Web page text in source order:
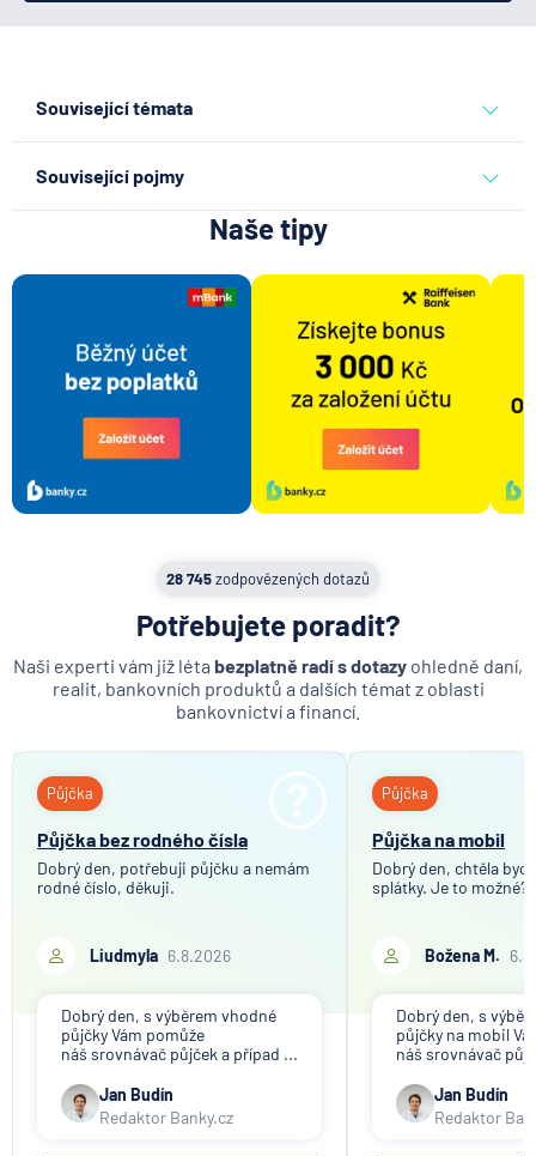
Související témata
Související pojmy
Disponibilní zůstatek
Doklad totožnosti
Předschválená půjčka
Retailové bankovnictví
Vedení účtu
Google pay
Bankovní spojení
Rodinný rozpočet
Naše tipy
28 745zodpovězených dotazů
Potřebujete poradit?
Naši experti vám již léta bezplatně radí s dotazy ohledně daní,
realit, bankovních produktů a dalších témat z oblasti
bankovnictví a financí.
Půjčka
Půjčka bez rodného čísla
Dobrý den, potřebuji půjčku a nemám
rodné číslo, děkuji.
Liudmyla 6.8.2026
Dobrý den, s výběrem vhodné
půjčky Vám pomůže
náš srovnávač půjček a případ ...
Jan Budín
Redaktor Banky.cz
Půjčka
Půjčka na mobil
Dobrý den, chtěla
splátky. Je to možné?
Božena M.
Dobrý den, s
půjčky na mobil
náš srovnávač
Jan Budín
Redaktor